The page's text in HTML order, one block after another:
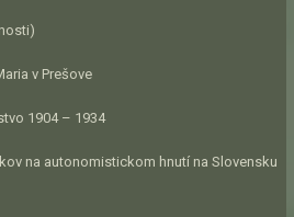
v Prešove
1904 – 1934
na autonomistickom hnutí na Slovensku